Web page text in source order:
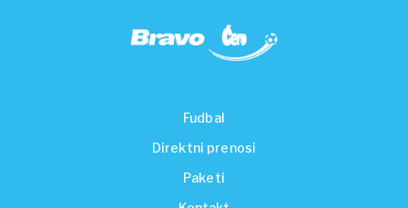
Fudbal
Direktni prenosi
Paketi